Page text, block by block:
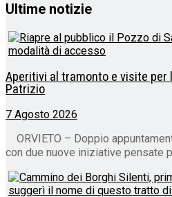
Ultime notizie
Aperitivi al tramonto e visite per
Patrizio
7 Agosto 2026
ORVIETO – Doppio
con due nuove iniziative pensate